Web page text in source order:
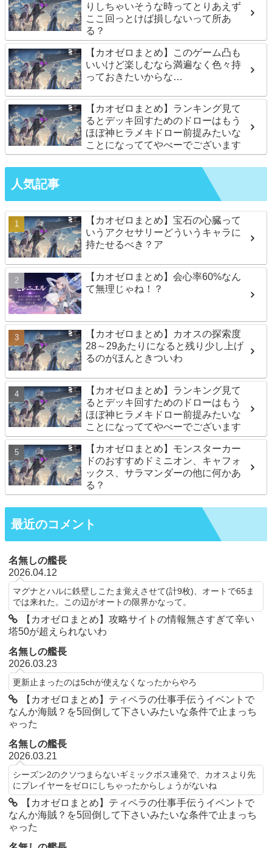
りしちゃいそうな時ってとりあえず
ここ回っとけば損しないって所あ
る？
【カオゼロまとめ】このゲーム凸も
いいけど楽しむなら満遍なく色々持
っておきたいからな…
【カオゼロまとめ】ランキング見て
るとデッキ回すためのドローはもう
ほぼ神ヒラメキドロー前提みたいな
ことになっててやべーでございます
人気記事
【カオゼロまとめ】宝石の心臓って
いうアクセサリーどういうキャラに
持たせるべき？ア
【カオゼロまとめ】会心率60%なん
て無理じゃね！？
【カオゼロまとめ】カオスの探索度
28～29あたりになると残り少し上げ
るのがほんときついわ
【カオゼロまとめ】ランキング見て
るとデッキ回すためのドローはもう
ほぼ神ヒラメキドロー前提みたいな
ことになっててやべーでございます
【カオゼロまとめ】モンスターカー
ドのおすすめドミニオン、キャフォ
ックス、サラマンダーの他に何かあ
る？
最近のコメント
名無しの艦長
2026.04.12
マグナとハルに鉄壁しこたま覚えさせて(計9枚)、オートで65ま
では来れた。この辺がオートの限界かなって。
【カオゼロまとめ】攻略サイトの情報無さすぎて辛い
塔50が超えられないわ
名無しの艦長
2026.03.23
更新止まったのは5chが使えなくなったからやろ
【カオゼロまとめ】ティペラの仕事手伝うイベントで
なんか海賊？を5回倒して下さいみたいな条件で止まっち
ゃった
名無しの艦長
2026.03.21
シーズン2のクソつまらないギミックボス連発で、カオスより先
にプレイヤーをゼロにしちゃったからしょうがないね
【カオゼロまとめ】ティペラの仕事手伝うイベントで
なんか海賊？を5回倒して下さいみたいな条件で止まっち
ゃった